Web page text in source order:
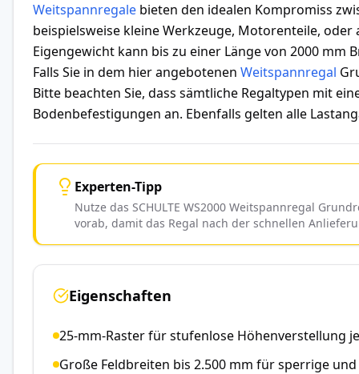
Weitspannregale bieten den idealen Kompromiss
beispielsweise kleine Werkzeuge, Motorenteile,
Eigengewicht kann bis zu einer Länge von 2000 mm
Falls Sie in dem hier angebotenen Weitspannregal
Bitte beachten Sie, dass sämtliche Regaltypen mit
Bodenbefestigungen an. Ebenfalls gelten alle
Experten-Tipp
Nutze das SCHULTE WS2000 Weitspannregal
vorab, damit das Regal nach der schnellen
Eigenschaften
25-mm-Raster für stufenlose Höhenverstellung
Große Feldbreiten bis 2.500 mm für sperrige